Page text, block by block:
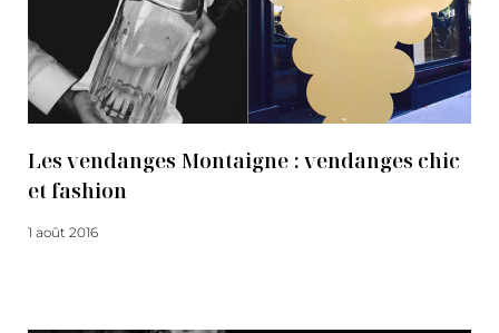
Les vendanges Montaigne : vendanges chic
et fashion
1 août 2016